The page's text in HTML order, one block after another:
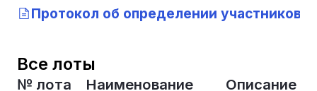
Протокол об определении участников
Все лоты
№ лота Наименование Описание